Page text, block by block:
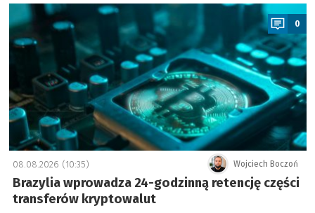
a
0
Wojciech Boczoń
08.08.2026 (10:35)
Brazylia wprowadza 24-godzinną retencję części
transferów kryptowalut